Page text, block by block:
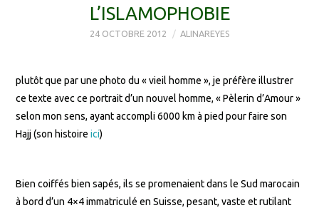
L’ISLAMOPHOBIE
24 OCTOBRE 2012 ALINAREYES
plutôt que par une photo du « vieil homme », je préfère illustrer
ce texte avec ce portrait d’un nouvel homme, « Pèlerin d’Amour »
selon mon sens, ayant accompli 6000 km à pied pour faire son
Hajj (son histoireici)
Bien coiffés bien sapés, ils se promenaient dans le Sud marocain
à bord d’un 4×4 immatriculé en Suisse, pesant, vaste et rutilant